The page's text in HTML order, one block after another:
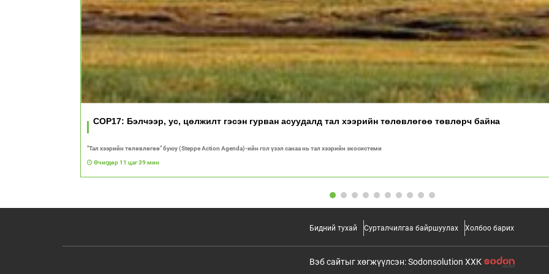
COP17: Бэлчээр, ус, цөлжилт гэсэн гурван асуудалд тал хээрийн төлөвлөгөө төвлөрч байна
"Тал хээрийн төлөвлөгөө" буюу (Steppe Action Agenda)-ийн гол үзэл санаа нь тал хээрийн экосистеми
Өчигдөр 11 цаг 39 мин
Бидний тухай Сурталчилгаа байршуулах Холбоо барих
Вэб сайтыг хөгжүүлсэн: Sodonsolution ХХК